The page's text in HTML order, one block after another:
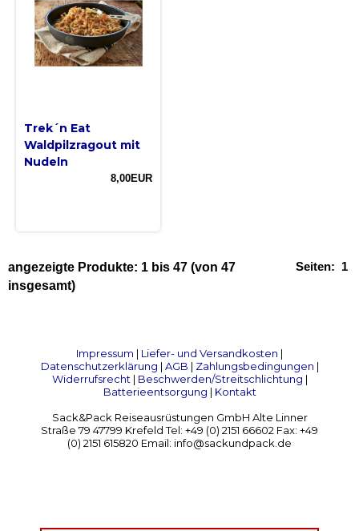
Trek´n Eat
Waldpilzragout mit
Nudeln
8,00EUR
Seiten: 1
angezeigte Produkte: 1 bis 47 (von 47
insgesamt)
Impressum | Liefer- und Versandkosten |
Datenschutzerklärung | AGB | Zahlungsbedingungen |
Widerrufsrecht| Beschwerden/Streitschlichtung |
Batterieentsorgung | Kontakt
Sack&Pack Reiseausrüstungen GmbH Alte Linner
Straße 79 47799 Krefeld Tel: +49 (0) 2151 66602 Fax: +49
(0) 2151 615820 Email: info@sackundpack.de